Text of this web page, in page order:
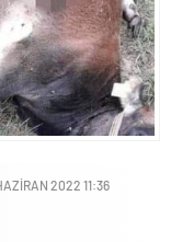
2022 11:36